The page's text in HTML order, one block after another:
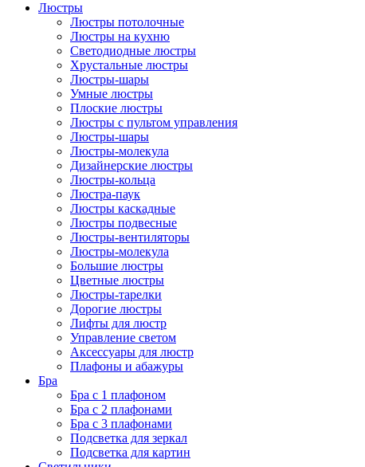
Люстры
Люстры потолочные
Люстры на кухню
Светодиодные люстры
Хрустальные люстры
Люстры-шары
Умные люстры
Плоские люстры
Люстры с пультом управления
Люстры-шары
Люстры-молекула
Дизайнерские люстры
Люстры-кольца
Люстра-паук
Люстры каскадные
Люстры подвесные
Люстры-вентиляторы
Люстры-молекула
Большие люстры
Цветные люстры
Люстры-тарелки
Дорогие люстры
Лифты для люстр
Управление светом
Аксессуары для люстр
Плафоны и абажуры
Бра
Бра с 1 плафоном
Бра с 2 плафонами
Бра с 3 плафонами
Подсветка для зеркал
Подсветка для картин